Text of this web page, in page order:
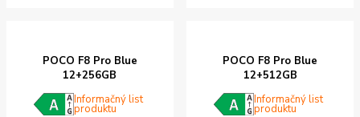
POCO F8 Pro Blue
12+256GB
Informačný list
produktu
POCO F8 Pro Blue
12+512GB
Informačný list
produktu